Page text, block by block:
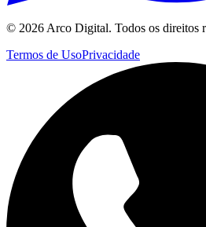
© 2026 Arco Digital. Todos os direitos
Termos de UsoPrivacidade